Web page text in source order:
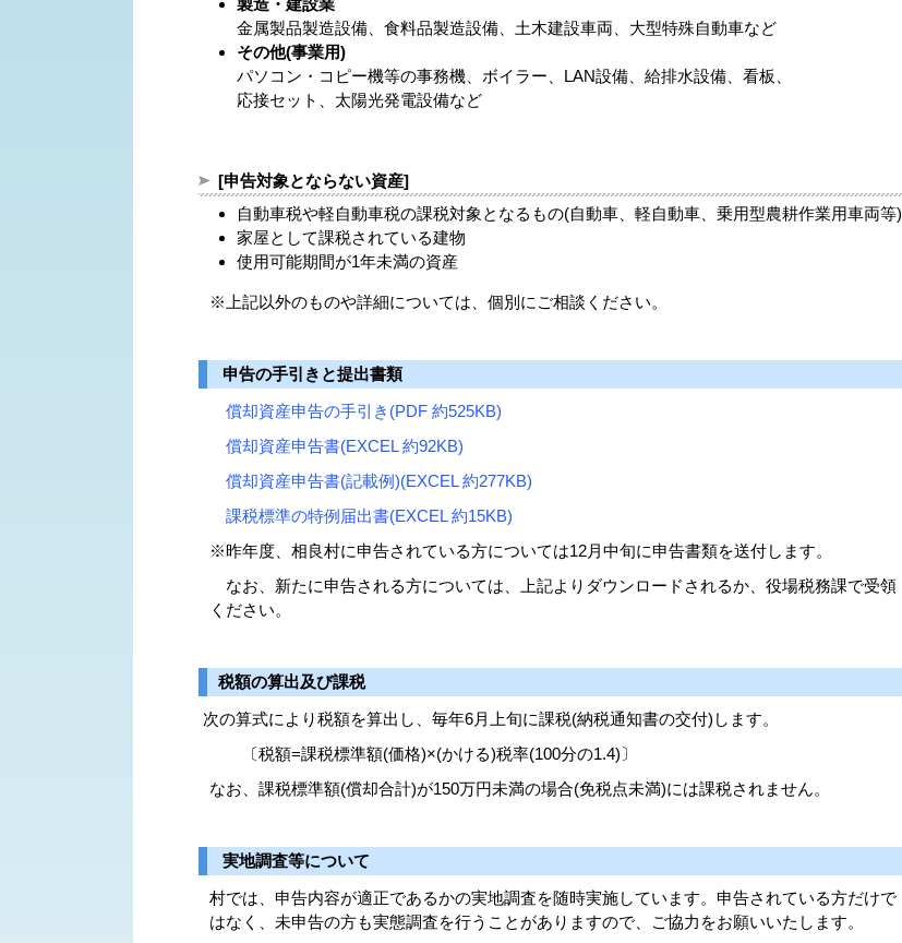
製造・建設業
金属製品製造設備、食料品製造設備、土木建設車両、大型特殊自動車など
その他(事業用)
パソコン・コピー機等の事務機、ボイラー、LAN設備、給排水設備、看板、
応接セット、太陽光発電設備など
[申告対象とならない資産]
自動車税や軽自動車税の課税対象となるもの(自動車、軽自動車、乗用型農耕作業用車両等)
家屋として課税されている建物
使用可能期間が1年未満の資産
※上記以外のものや詳細については、個別にご相談ください。
申告の手引きと提出書類
償却資産申告の手引き(PDF 約525KB)
償却資産申告書(EXCEL 約92KB)
償却資産申告書(記載例)(EXCEL 約277KB)
課税標準の特例届出書(EXCEL 約15KB)
※昨年度、相良村に申告されている方については12月中旬に申告書類を送付します。
なお、新たに申告される方については、上記よりダウンロードされるか、役場税務課で受領
ください。
税額の算出及び課税
次の算式により税額を算出し、毎年6月上旬に課税(納税通知書の交付)します。
〔税額=課税標準額(価格)×(かける)税率(100分の1.4)〕
なお、課税標準額(償却合計)が150万円未満の場合(免税点未満)には課税されません。
実地調査等について
村では、申告内容が適正であるかの実地調査を随時実施しています。申告されている方だけで
はなく、未申告の方も実態調査を行うことがありますので、ご協力をお願いいたします。